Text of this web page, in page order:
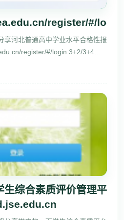
register/#/login
享河北普通高中学业水平合格性报
register/#/login 3+2/3+4贯
#/login 考试
生综合素质评价管理平